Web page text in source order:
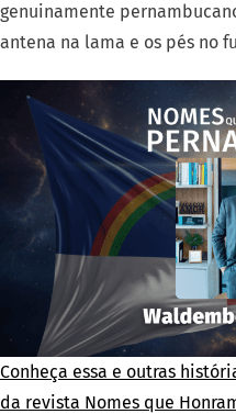
genuinamente
antena na lama e os pés no
Conheça essa e outras
da revista Nomes que